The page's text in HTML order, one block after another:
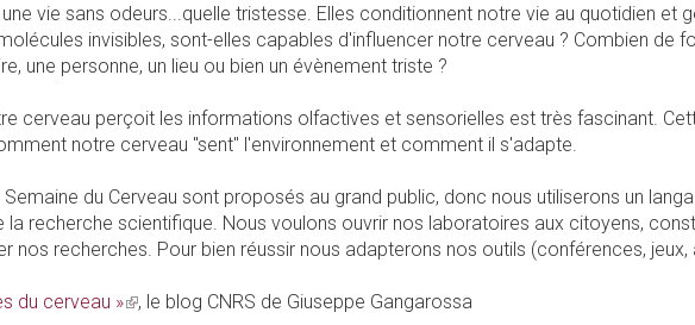
vie sans odeurs...quelle tristesse. Elles conditionnent notre vie au quotidien et
invisibles, sont-elles capables d'influencer notre cerveau ? Combien de
une personne, un lieu ou bien un évènement triste ?
cerveau perçoit les informations olfactives et sensorielles est très fascinant.
notre cerveau "sent" l'environnement et comment il s'adapte.
du Cerveau sont proposés au grand public, donc nous utiliserons un
la recherche scientifique. Nous voulons ouvrir nos laboratoires aux citoyens,
nos recherches. Pour bien réussir nous adapterons nos outils (conférences, jeux,
du cerveau »(link, le blog CNRS de Giuseppe Gangarossa